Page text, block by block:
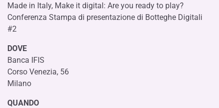
Made in Italy, Make it digital: Are you ready to play?
Conferenza Stampa di presentazione di Botteghe Digitali
#2
DOVE
Banca IFIS
Corso Venezia, 56
Milano
QUANDO